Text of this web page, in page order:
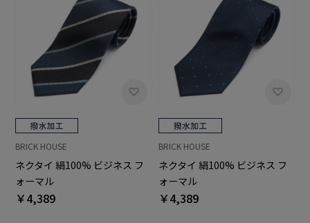
BRICK HOUSE
ネクタイ 絹100% ビジネス フ
ォーマル
￥4,389
BRICK HOUSE
ネクタイ 絹100% ビジネス フ
ォーマル
￥4,389